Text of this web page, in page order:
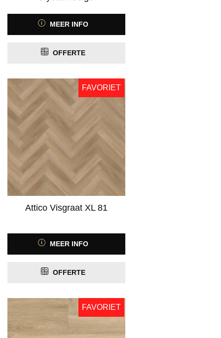
MEER INFO
OFFERTE
FAVORIET
Attico Visgraat XL 81
MEER INFO
OFFERTE
FAVORIET